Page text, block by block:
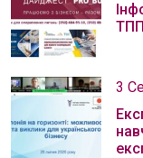
3